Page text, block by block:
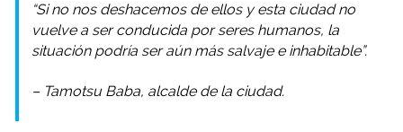
“Si no nos deshacemos de ellos y esta ciudad no
vuelve a ser conducida por seres humanos, la
situación podría ser aún más salvaje e inhabitable”.
– Tamotsu Baba, alcalde de la ciudad.